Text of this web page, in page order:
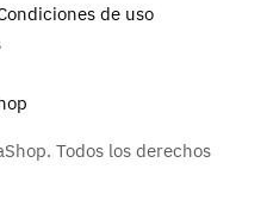
de uso
Todos los derechos